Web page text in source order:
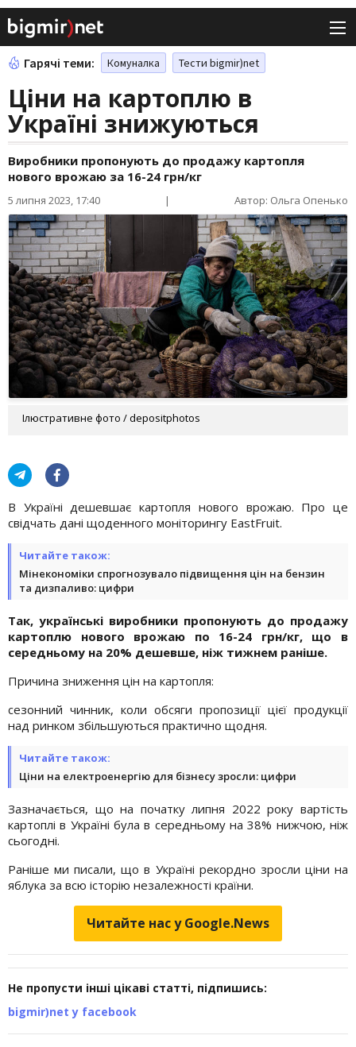
Гарячі теми: Комуналка Тести bigmir)net
Ціни на картоплю в
Україні знижуються
Виробники пропонують до продажу картопля
нового врожаю за 16-24 грн/кг
5 липня 2023, 17:40 | Автор: Ольга Опенько
Ілюстративне фото / depositphotos
В Україні дешевшає картопля нового врожаю. Про це
свідчать дані щоденного моніторингу EastFruit.
Читайте також:
Мінекономіки спрогнозувало підвищення цін на бензин
та дизпаливо: цифри
Так, українські виробники пропонують до продажу
картоплю нового врожаю по 16-24 грн/кг, що в
середньому на 20% дешевше, ніж тижнем раніше.
Причина зниження цін на картопля:
сезонний чинник, коли обсяги пропозиції цієї продукції
над ринком збільшуються практично щодня.
Читайте також:
Ціни на електроенергію для бізнесу зросли: цифри
Зазначається, що на початку липня 2022 року вартість
картоплі в Україні була в середньому на 38% нижчою, ніж
сьогодні.
Раніше ми писали, що в Україні рекордно зросли ціни на
яблука за всю історію незалежності країни.
Читайте нас у Google.News
Не пропусти інші цікаві статті, підпишись:
bigmir)net у facebook